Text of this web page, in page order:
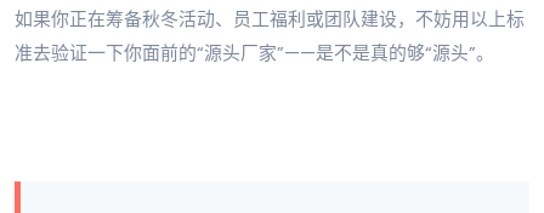
如果你正在筹备秋冬活动、员工福利或团队建设，不妨用以上标
准去验证一下你面前的“源头厂家”——是不是真的够“源头”。